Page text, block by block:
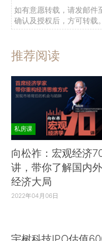
如有意愿转载，请发邮件
确认及授权后，方可转载。
推荐阅读
私房课
向松祚：宏观经济
讲，带你了解国内外
经济大局
2022年04月06日